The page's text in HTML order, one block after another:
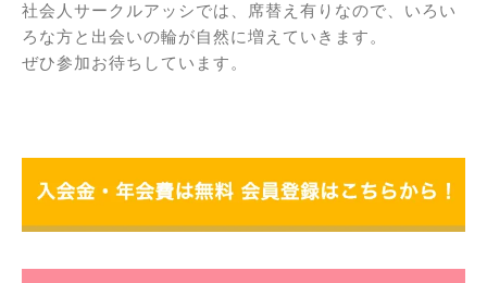
社会人サークルアッシでは、席替え有りなので、いろい
ろな方と出会いの輪が自然に増えていきます。
ぜひ参加お待ちしています。